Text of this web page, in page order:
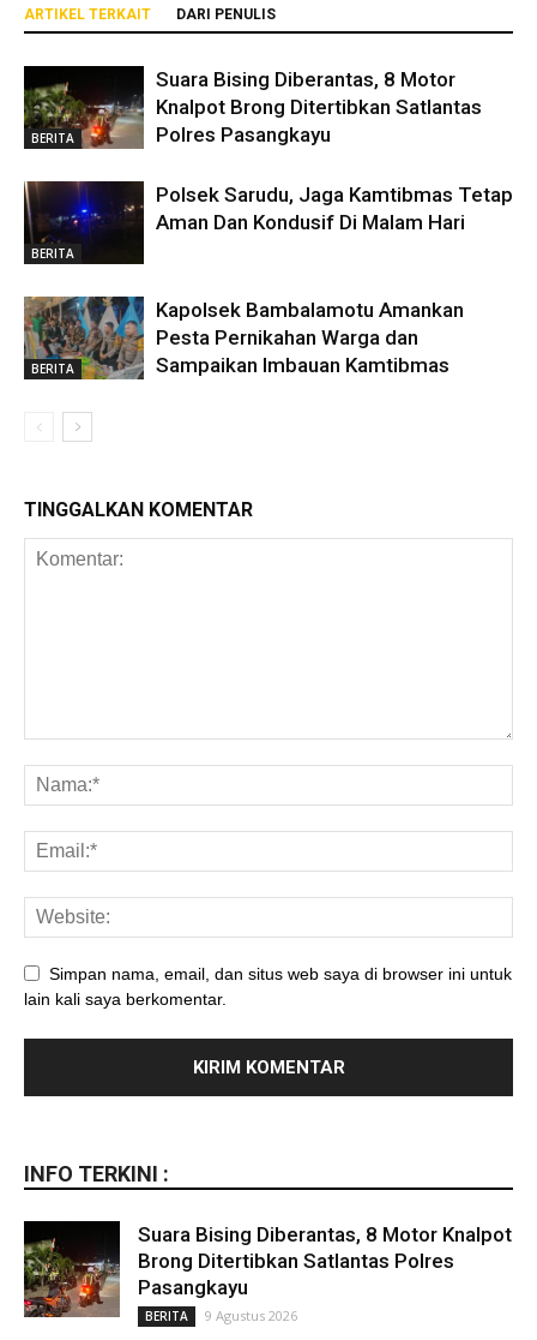
ARTIKEL TERKAIT DARI PENULIS
BERITA
Suara Bising Diberantas, 8 Motor
Knalpot Brong Ditertibkan Satlantas
Polres Pasangkayu
BERITA
Polsek Sarudu, Jaga Kamtibmas Tetap
Aman Dan Kondusif Di Malam Hari
BERITA
Kapolsek Bambalamotu Amankan
Pesta Pernikahan Warga dan
Sampaikan Imbauan Kamtibmas
TINGGALKAN KOMENTAR
Simpan nama, email, dan situs web saya di browser ini untuk
lain kali saya berkomentar.
INFO TERKINI :
Suara Bising Diberantas, 8 Motor Knalpot
Brong Ditertibkan Satlantas Polres
Pasangkayu
BERITA 9 Agustus 2026